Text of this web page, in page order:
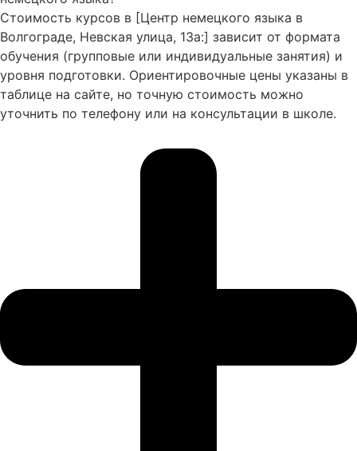
Стоимость курсов в [Центр немецкого языка в
Волгограде, Невская улица, 13а:] зависит от формата
обучения (групповые или индивидуальные занятия) и
уровня подготовки. Ориентировочные цены указаны в
таблице на сайте, но точную стоимость можно
уточнить по телефону или на консультации в школе.